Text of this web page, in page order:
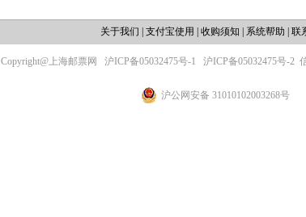
关于我们 支付宝使用 收购须知 系统帮助 联
Copyright@上海邮票网 沪ICP备05032475号-1 沪ICP备05032475号-2
沪公网安备 31010102003268号